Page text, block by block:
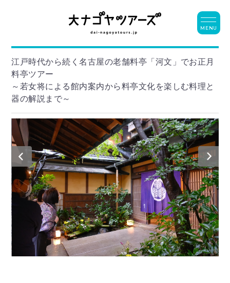
江戸時代から続く名古屋の老舗料亭「河文」でお正月
料亭ツアー
～若女将による館内案内から料亭文化を楽しむ料理と
器の解説まで～
MENU